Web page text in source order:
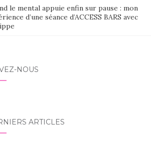
le mental appuie enfin sur pause : mon
d’une séance d’ACCESS BARS avec
NOUS
ARTICLES